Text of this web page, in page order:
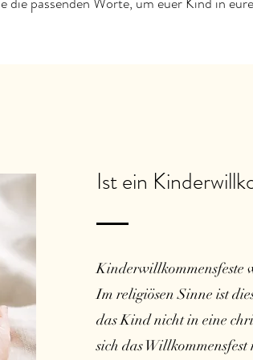
Ist ein
Kinderwillkommensfeste
Im religiösen Sinne ist
das Kind nicht in eine
sich das